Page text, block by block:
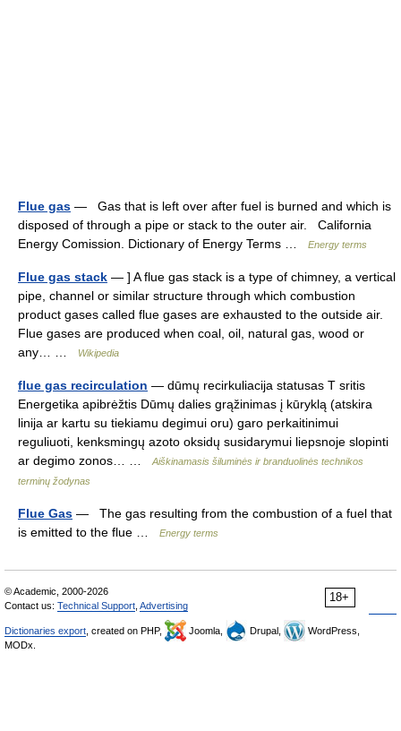
Flue gas — Gas that is left over after fuel is burned and which is
disposed of through a pipe or stack to the outer air. California
Energy Comission. Dictionary of Energy Terms …
Energy terms
Flue gas stack — ] A flue gas stack is a type of chimney, a vertical
pipe, channel or similar structure through which combustion
product gases called flue gases are exhausted to the outside air.
Flue gases are produced when coal, oil, natural gas, wood or
any… …
Wikipedia
flue gas recirculation — dūmų recirkuliacija statusas T sritis
Energetika apibrėžtis Dūmų dalies grąžinimas į kūryklą (atskira
linija ar kartu su tiekiamu degimui oru) garo perkaitinimui
reguliuoti, kenksmingų azoto oksidų susidarymui liepsnoje slopinti
ar degimo zonos… …
Aiškinamasis šiluminės ir branduolinės technikos
terminų žodynas
Flue Gas — The gas resulting from the combustion of a fuel that
is emitted to the flue …
Energy terms
18+
© Academic, 2000-2026
Contact us: Technical Support Advertising
Dictionaries export , created on PHP, Joomla, Drupal,
WordPress,
MODx.